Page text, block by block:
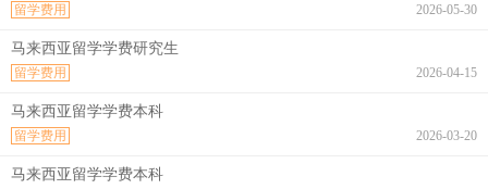
2026-05-30
留学费用
马来西亚留学学费研究生
2026-04-15
留学费用
马来西亚留学学费本科
2026-03-20
留学费用
马来西亚留学学费本科